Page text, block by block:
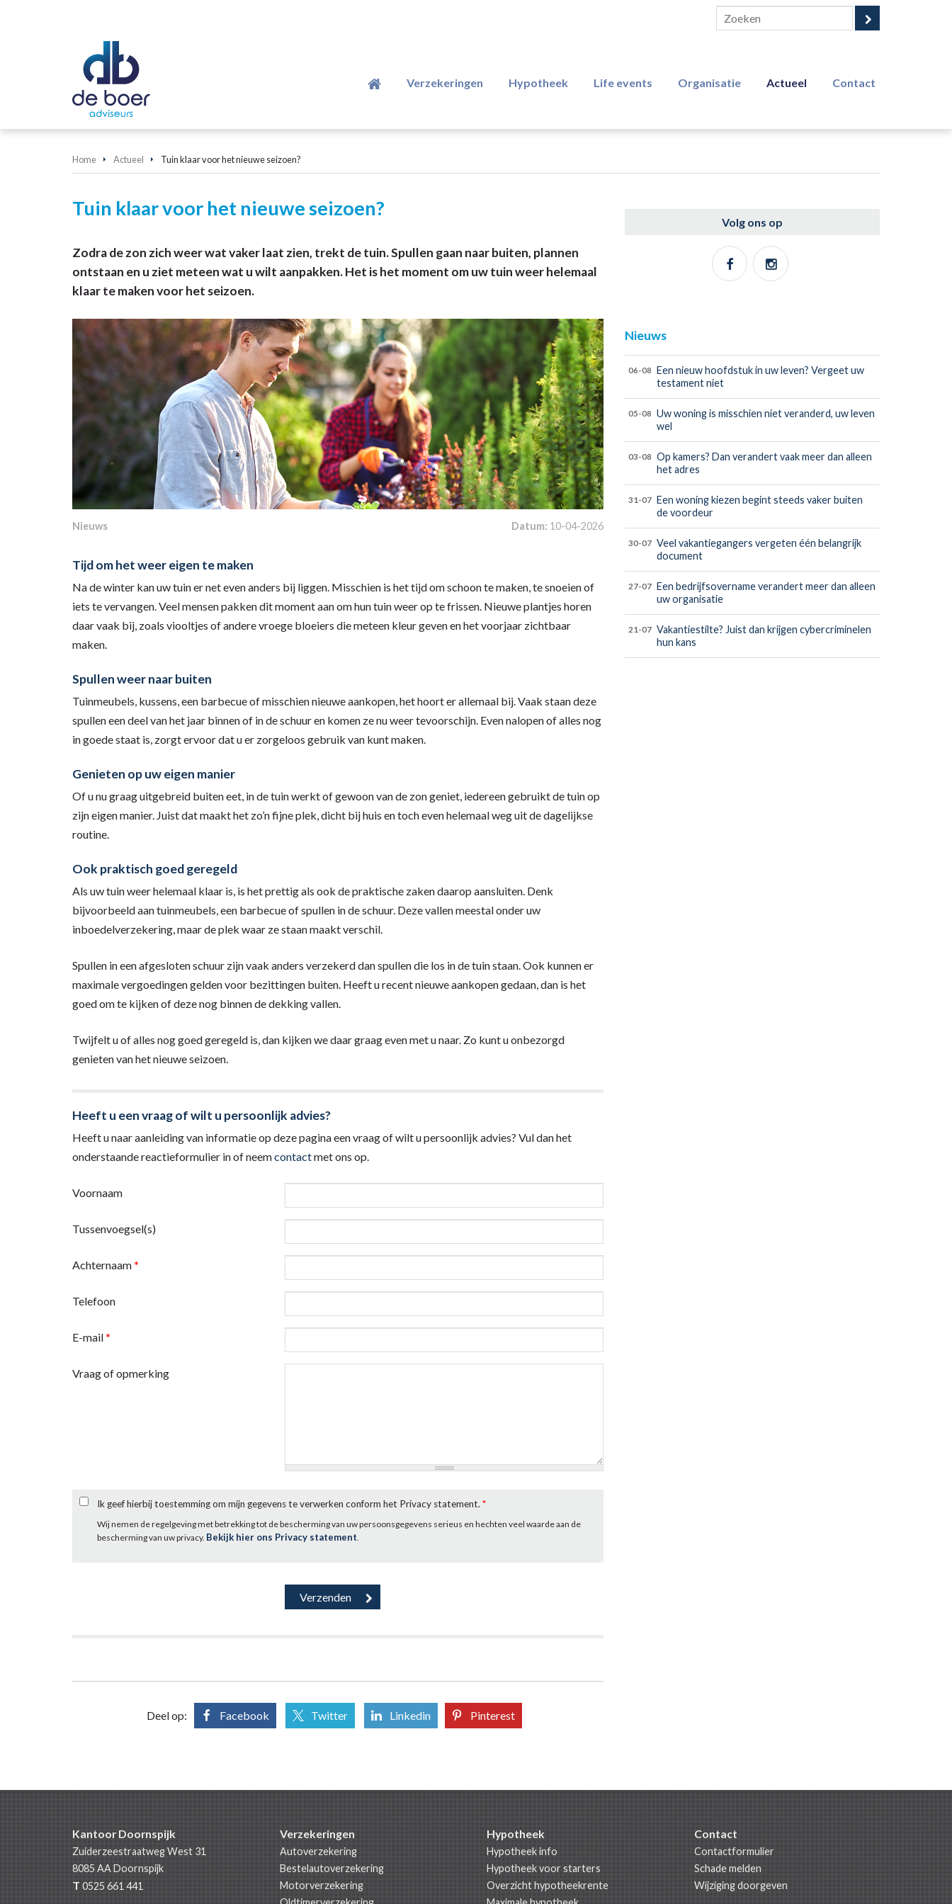
Verzekeringen Hypotheek Life events Organisatie Actueel Contact
Home Actueel Tuin klaar voor het nieuwe seizoen?
Tuin klaar voor het nieuwe seizoen?
Zodra de zon zich weer wat vaker laat zien, trekt de tuin. Spullen gaan naar buiten, plannen
ontstaan en u ziet meteen wat u wilt aanpakken. Het is het moment om uw tuin weer helemaal
klaar te maken voor het seizoen.
Nieuws Datum: 10-04-2026
Tijd om het weer eigen te maken
Na de winter kan uw tuin er net even anders bij liggen. Misschien is het tijd om schoon te maken, te snoeien of
iets te vervangen. Veel mensen pakken dit moment aan om hun tuin weer op te frissen. Nieuwe plantjes horen
daar vaak bij, zoals viooltjes of andere vroege bloeiers die meteen kleur geven en het voorjaar zichtbaar
maken.
Spullen weer naar buiten
Tuinmeubels, kussens, een barbecue of misschien nieuwe aankopen, het hoort er allemaal bij. Vaak staan deze
spullen een deel van het jaar binnen of in de schuur en komen ze nu weer tevoorschijn. Even nalopen of alles nog
in goede staat is, zorgt ervoor dat u er zorgeloos gebruik van kunt maken.
Genieten op uw eigen manier
Of u nu graag uitgebreid buiten eet, in de tuin werkt of gewoon van de zon geniet, iedereen gebruikt de tuin op
zijn eigen manier. Juist dat maakt het zo’n fijne plek, dicht bij huis en toch even helemaal weg uit de dagelijkse
routine.
Ook praktisch goed geregeld
Als uw tuin weer helemaal klaar is, is het prettig als ook de praktische zaken daarop aansluiten. Denk
bijvoorbeeld aan tuinmeubels, een barbecue of spullen in de schuur. Deze vallen meestal onder uw
inboedelverzekering, maar de plek waar ze staan maakt verschil.
Spullen in een afgesloten schuur zijn vaak anders verzekerd dan spullen die los in de tuin staan. Ook kunnen er
maximale vergoedingen gelden voor bezittingen buiten. Heeft u recent nieuwe aankopen gedaan, dan is het
goed om te kijken of deze nog binnen de dekking vallen.
Twijfelt u of alles nog goed geregeld is, dan kijken we daar graag even met u naar. Zo kunt u onbezorgd
genieten van het nieuwe seizoen.
Heeft u een vraag of wilt u persoonlijk advies?
Heeft u naar aanleiding van informatie op deze pagina een vraag of wilt u persoonlijk advies? Vul dan het
onderstaande reactieformulier in of neemcontactmet ons op.
Voornaam
Tussenvoegsel(s)
Achternaam *
Telefoon
E-mail *
Vraag of opmerking
Ik geef hierbij toestemming om mijn gegevens te verwerken conform het Privacy statement. *
Wij nemen de regelgeving met betrekking tot de bescherming van uw persoonsgegevens serieus en hechten veel waarde aan de
bescherming van uw privacy. Bekijk hier ons Privacy statement.
Deel op: Facebook Twitter Linkedin Pinterest
Volg ons op
Nieuws
06-08
Een nieuw hoofdstuk in uw leven? Vergeet uw
testament niet
05-08
Uw woning is misschien niet veranderd, uw leven
wel
03-08
Op kamers? Dan verandert vaak meer dan alleen
het adres
31-07 Een woning kiezen begint steeds vaker buiten
de voordeur
30-07 Veel vakantiegangers vergeten één belangrijk
document
27-07 Een bedrijfsovername verandert meer dan alleen
uw organisatie
21-07 Vakantiestilte? Juist dan krijgen cybercriminelen
hun kans
Kantoor Doornspijk
Zuiderzeestraatweg West 31
8085 AADoornspijk
T 0525 661 441
Verzekeringen
Autoverzekering
Bestelautoverzekering
Motorverzekering
Hypotheek
Hypotheek info
Hypotheek voor starters
Overzicht hypotheekrente
Contact
Contactformulier
Schade melden
Wijziging doorgeven